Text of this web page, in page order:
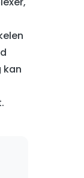
kan